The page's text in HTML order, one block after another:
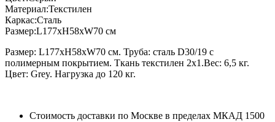
Материал:Текстилен
Каркас:Сталь
Размер:L177xH58xW70 см
Размер: L177xH58xW70 см. Труба: сталь D30/19 с
полимерным покрытием. Ткань текстилен 2x1.Вес: 6,5 кг.
Цвет: Grey. Нагрузка до 120 кг.
Стоимость доставки по Москве в пределах МКАД 1500